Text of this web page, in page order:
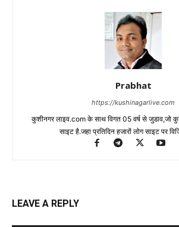
Prabhat
https://kushinagarlive.com
कुशीनगर लाइव.com के साथ विगत 05 वर्ष से जुडाव,जो
साइट है.जहा प्रतिदिन हजारों लोग साइट पर
LEAVE A REPLY